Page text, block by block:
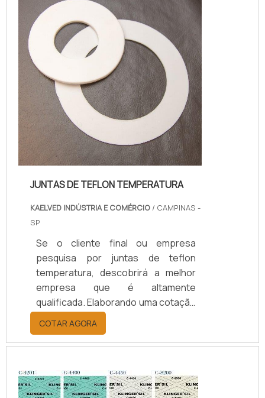
determinado local, é fundamental
saber qual o tipo de junta será
utilizada, uma vez que a junta de di...
JUNTAS DE TEFLON TEMPERATURA
KAELVED INDÚSTRIA E COMÉRCIO / CAMPINAS -
SP
Se o cliente final ou empresa
pesquisa por juntas de teflon
temperatura, descobrirá a melhor
empresa que é altamente
qualificada. Elaborando uma cotação
por meio da plataforma e
descobrindo a melhor referência do
mercado.Sim, aqui é o lugar certo!
temperatura, com os colaboradores
da kaelved obterá excelente custo-
COTAR AGORA